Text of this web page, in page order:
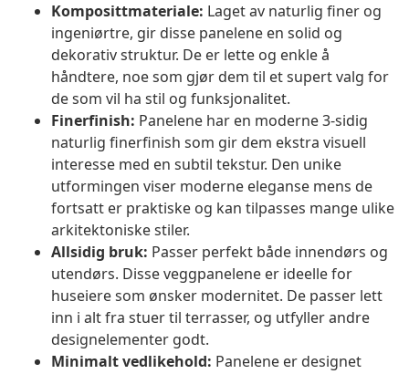
Komposittmateriale: Laget av naturlig finer og
ingeniørtre, gir disse panelene en solid og
dekorativ struktur. De er lette og enkle å
håndtere, noe som gjør dem til et supert valg for
de som vil ha stil og funksjonalitet.
Finerfinish: Panelene har en moderne 3-sidig
naturlig finerfinish som gir dem ekstra visuell
interesse med en subtil tekstur. Den unike
utformingen viser moderne eleganse mens de
fortsatt er praktiske og kan tilpasses mange ulike
arkitektoniske stiler.
Allsidig bruk: Passer perfekt både innendørs og
utendørs. Disse veggpanelene er ideelle for
huseiere som ønsker modernitet. De passer lett
inn i alt fra stuer til terrasser, og utfyller andre
designelementer godt.
Minimalt vedlikehold: Panelene er designet